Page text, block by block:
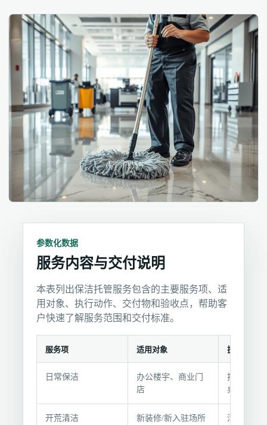
参数化数据
服务内容与交付说明
本表列出保洁托管服务包含的主要服务项、适
用对象、执行动作、交付物和验收点，帮助客
户快速了解服务范围和交付标准。
容
服务项 适用对象 执行动作
日常保洁
办公楼宇、商业门
店
按频次清
桌面、卫
开荒清洁 新装修/新入驻场所
清除建筑